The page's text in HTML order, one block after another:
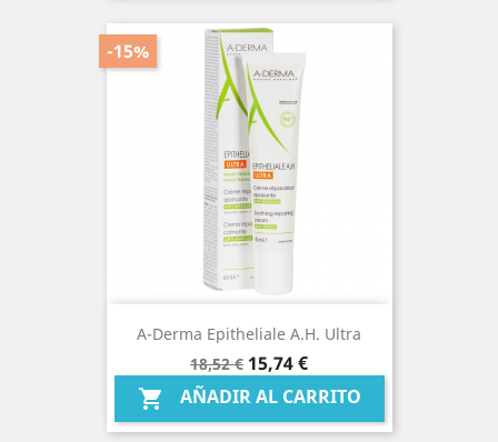
A-Derma Epitheliale A.h. Ultra
Precio
base
18,52 €
-15%
Precio
15,74 €
 AÑADIR AL CARRITO